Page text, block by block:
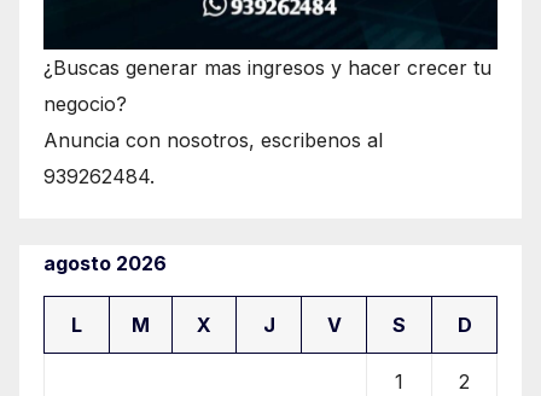
¿Buscas generar mas ingresos y hacer crecer tu
negocio?
Anuncia con nosotros, escribenos al
939262484.
agosto 2026
L M X J V S D
1 2